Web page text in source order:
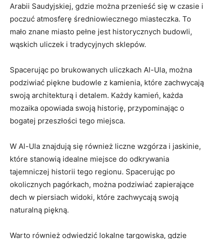
Arabii ‌Saudyjskiej, gdzie‍ można przenieść się w czasie i
poczuć⁣ atmosferę średniowiecznego ⁢miasteczka. To
mało znane miasto‍ pełne jest historycznych budowli,‍
wąskich uliczek i tradycyjnych sklepów.
Spacerując po brukowanych uliczkach Al-Ula, ⁣można
podziwiać piękne budowle ⁢z kamienia, które zachwycają
swoją architekturą​ i detalem. Każdy kamień, każda
mozaika opowiada ​swoją historię, przypominając o
bogatej przeszłości tego miejsca.
W Al-Ula znajdują się ⁣również liczne ⁣wzgórza i jaskinie,
⁤które stanowią idealne ⁢miejsce ‌do odkrywania⁣
tajemniczej⁣ historii tego regionu. Spacerując po
okolicznych pagórkach, można podziwiać zapierające
dech w piersiach widoki, które⁢ zachwycają swoją
naturalną piękną. ⁤
Warto również odwiedzić lokalne targowiska, gdzie